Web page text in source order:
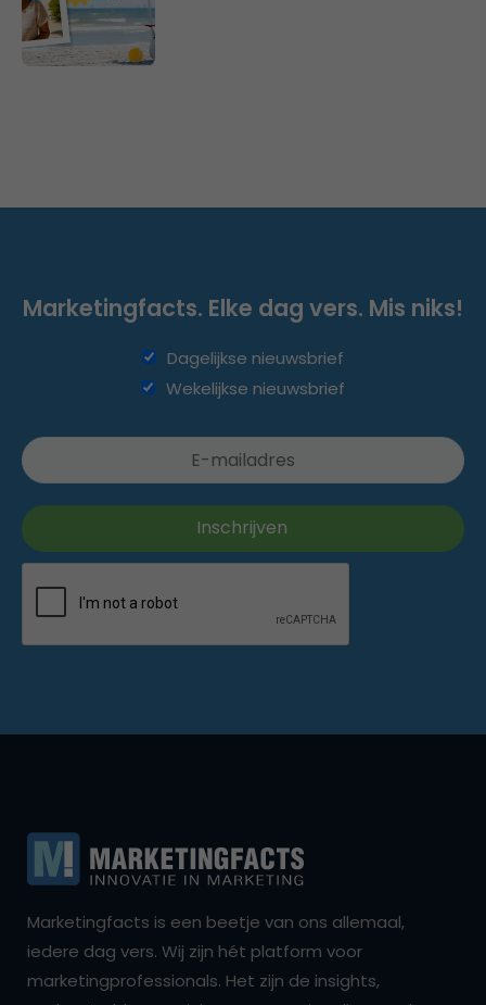
Marketingfacts. Elke dag vers. Mis niks!
Dagelijkse nieuwsbrief
Wekelijkse nieuwsbrief
Marketingfacts is een beetje van ons allemaal,
iedere dag vers. Wij zijn hét platform voor
marketingprofessionals. Het zijn de insights,